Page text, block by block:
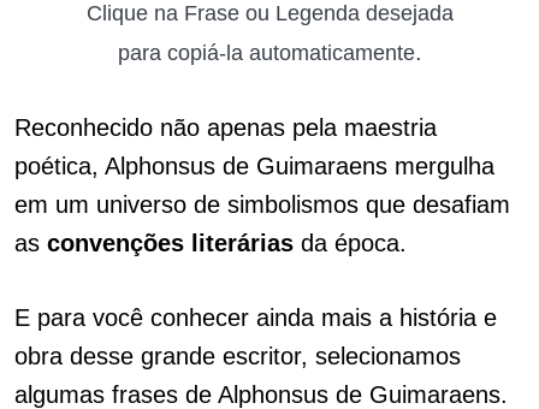
Clique na Frase ou Legenda desejada
para copiá-la automaticamente.
Reconhecido não apenas pela maestria
poética, Alphonsus de Guimaraens mergulha
em um universo de simbolismos que desafiam
as convenções literárias da época.
E para você conhecer ainda mais a história e
obra desse grande escritor, selecionamos
algumas frases de Alphonsus de Guimaraens.